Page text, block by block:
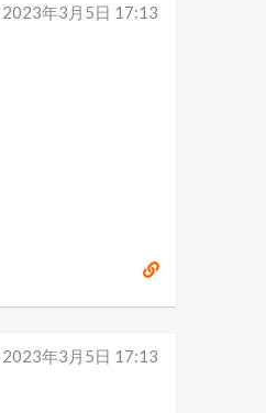
2023年3月5日 17:13
2023年3月5日 17:13